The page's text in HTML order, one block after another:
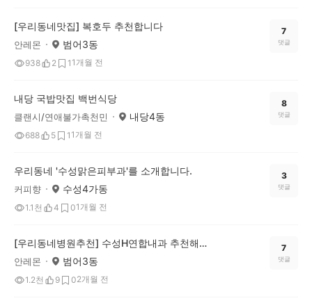
[우리동네맛집] 복호두 추천합니다
안레몬 범어3동
938 2 1 1개월 전
7
댓글
내당 국밥맛집 백번식당
클랜시/연애불가촉천민 내당4동
688 5 1 1개월 전
8
댓글
우리동네 '수성맑은피부과'를 소개합니다.
커피향 수성4가동
1.1천 4 01개월 전
3
댓글
[우리동네병원추천] 수성H연합내과 추천해요!
안레몬 범어3동
1.2천 9 02개월 전
7
댓글